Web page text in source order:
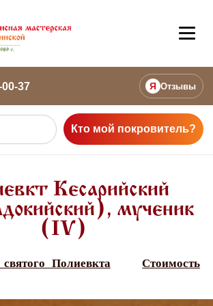
00-37 Я Отзывы
Кто мой покровитель?
Кесарийский
мученик
(IV)
Полиевкта
Стоимость